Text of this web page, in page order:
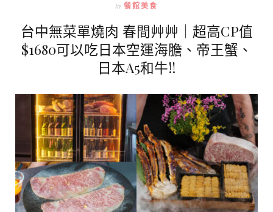
In 餐館美食
台中無菜單燒肉 春間艸艸｜超高CP值
$1680可以吃日本空運海膽、帝王蟹、
日本A5和牛!!